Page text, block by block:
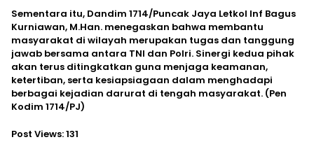
Sementara itu, Dandim 1714/Puncak Jaya Letkol Inf Bagus
Kurniawan, M.Han. menegaskan bahwa membantu
masyarakat di wilayah merupakan tugas dan tanggung
jawab bersama antara TNI dan Polri. Sinergi kedua pihak
akan terus ditingkatkan guna menjaga keamanan,
ketertiban, serta kesiapsiagaan dalam menghadapi
berbagai kejadian darurat di tengah masyarakat. (Pen
Kodim 1714/PJ)
Post Views:131